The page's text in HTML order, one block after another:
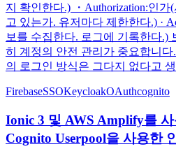
지 확인한다.) ・Authorization:인가
고 있는가. 유저마다 제한한다.) ·
보를 수집한다. 로그에 기록한다.)
히 계정의 안전 관리가 중요합니
의 로그인 방식은 그다지 없다고
FirebaseSSOKeycloakOAuthcognito
Ionic 3 및 AWS Amplify를
Cognito Userpool을 사용한